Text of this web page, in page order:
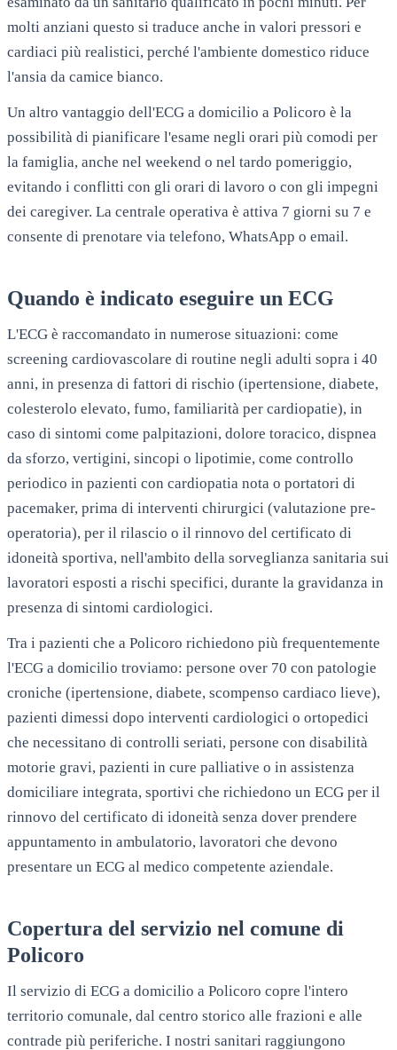
molti anziani questo si traduce anche in valori pressori e
cardiaci più realistici, perché l'ambiente domestico riduce
l'ansia da camice bianco.
Un altro vantaggio dell'ECG a domicilio a Policoro è la
possibilità di pianificare l'esame negli orari più comodi per
la famiglia, anche nel weekend o nel tardo pomeriggio,
evitando i conflitti con gli orari di lavoro o con gli impegni
dei caregiver. La centrale operativa è attiva 7 giorni su 7 e
consente di prenotare via telefono, WhatsApp o email.
Quando è indicato eseguire un ECG
L'ECG è raccomandato in numerose situazioni: come
screening cardiovascolare di routine negli adulti sopra i 40
anni, in presenza di fattori di rischio (ipertensione, diabete,
colesterolo elevato, fumo, familiarità per cardiopatie), in
caso di sintomi come palpitazioni, dolore toracico, dispnea
da sforzo, vertigini, sincopi o lipotimie, come controllo
periodico in pazienti con cardiopatia nota o portatori di
pacemaker, prima di interventi chirurgici (valutazione pre-
operatoria), per il rilascio o il rinnovo del certificato di
idoneità sportiva, nell'ambito della sorveglianza sanitaria sui
lavoratori esposti a rischi specifici, durante la gravidanza in
presenza di sintomi cardiologici.
Tra i pazienti che a Policoro richiedono più frequentemente
l'ECG a domicilio troviamo: persone over 70 con patologie
croniche (ipertensione, diabete, scompenso cardiaco lieve),
pazienti dimessi dopo interventi cardiologici o ortopedici
che necessitano di controlli seriati, persone con disabilità
motorie gravi, pazienti in cure palliative o in assistenza
domiciliare integrata, sportivi che richiedono un ECG per il
rinnovo del certificato di idoneità senza dover prendere
appuntamento in ambulatorio, lavoratori che devono
presentare un ECG al medico competente aziendale.
Copertura del servizio nel comune di
Policoro
Il servizio di ECG a domicilio a Policoro copre l'intero
territorio comunale, dal centro storico alle frazioni e alle
contrade più periferiche. I nostri sanitari raggiungono